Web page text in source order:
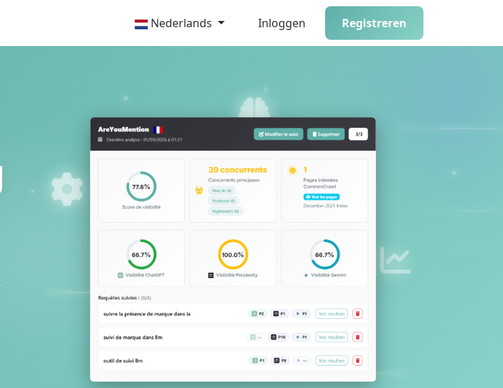
Nederlands Inloggen Registreren